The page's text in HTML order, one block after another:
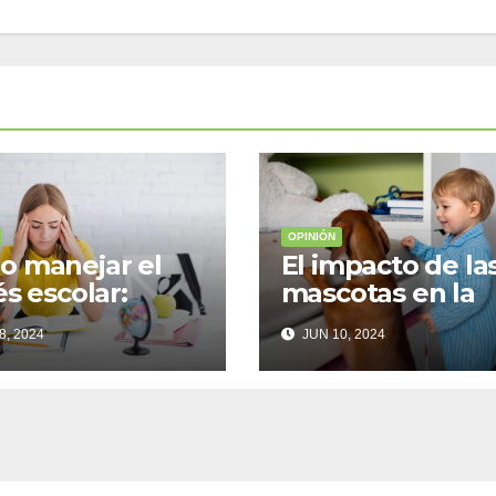
manejar el
escolar:
prácticos
2024
OPINIÓN
El impacto de
mascotas en la
salud emocional
los niños
JUN 10, 2024